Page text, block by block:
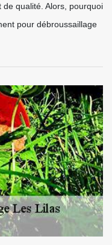
qualité. Alors, pourquoi
pour débroussaillage